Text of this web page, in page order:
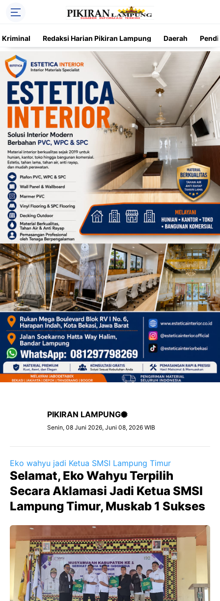
Kriminal Redaksi Harian Pikiran Lampung Daerah
Trending Kriminal Nasional
PIKIRAN LAMPUNG
Senin, 08 Juni 2026, Juni 08, 2026 WIB
Eko wahyu jadi Ketua SMSI Lampung Timur
Selamat, Eko Wahyu Terpilih
Secara Aklamasi Jadi Ketua SMSI
Lampung Timur, Muskab 1 Sukses